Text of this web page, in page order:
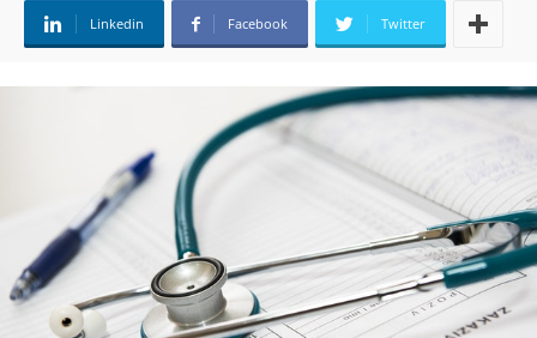
Linkedin Facebook Twitter